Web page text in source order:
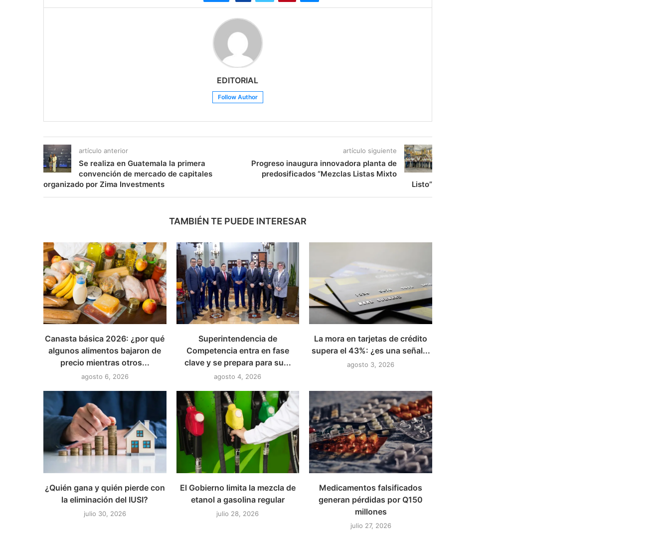
EDITORIAL
Follow Author
artículo anterior
Se realiza en Guatemala la primera
convención de mercado de capitales
organizado por Zima Investments
artículo siguiente
Progreso inaugura innovadora planta de
predosificados “Mezclas Listas Mixto
Listo”
TAMBIÉN TE PUEDE INTERESAR
Canasta básica 2026: ¿por qué
algunos alimentos bajaron de
precio mientras otros...
agosto 6, 2026
Superintendencia de
Competencia entra en fase
clave y se prepara para su...
agosto 4, 2026
La mora en tarjetas de crédito
supera el 43%: ¿es una señal...
agosto 3, 2026
¿Quién gana y quién pierde con
la eliminación del IUSI?
julio 30, 2026
El Gobierno limita la mezcla de
etanol a gasolina regular
julio 28, 2026
Medicamentos falsificados
generan pérdidas por Q150
millones
julio 27, 2026